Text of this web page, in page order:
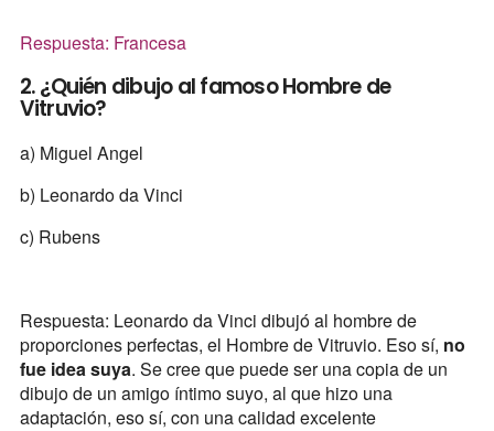
Respuesta: Francesa
2. ¿Quién dibujo al famoso Hombre de
Vitruvio?
a) Miguel Angel
b) Leonardo da Vinci
c) Rubens
Respuesta: Leonardo da Vinci dibujó al hombre de
proporciones perfectas, el Hombre de Vitruvio. Eso sí, no
fue idea suya. Se cree que puede ser una copia de un
dibujo de un amigo íntimo suyo, al que hizo una
adaptación, eso sí, con una calidad excelente